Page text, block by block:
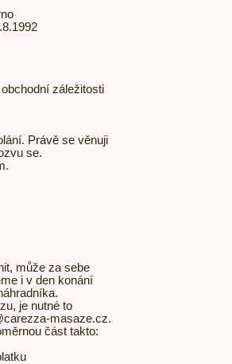
záležitosti
Právě se věnuji
se.
může za sebe
i v den konání
je nutné to
masaze.cz.
část takto: